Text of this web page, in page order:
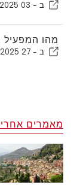
ב - 03 Aug 2025
מהו המפעיל
ב - 27 Jul 2025
מאמרים